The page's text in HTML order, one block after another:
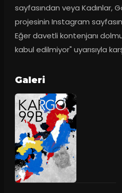
sayfasından veya Kadınlar,
projesinin Instagram
Eğer davetli kontenjanı
kabul edilmiyor" uyarısıyla
Galeri